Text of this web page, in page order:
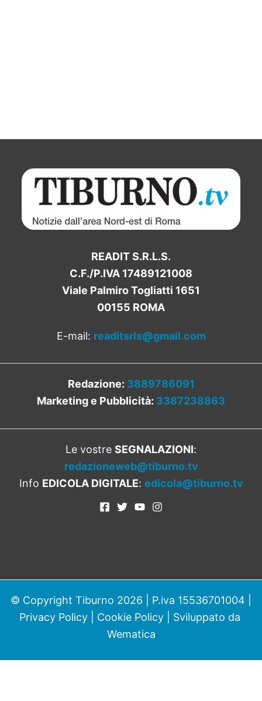
READIT S.R.L.S.
C.F./P.IVA 17489121008
Viale Palmiro Togliatti 1651
00155 ROMA
E-mail: readitsrls@gmail.com
Redazione: 3889786091
Marketing e Pubblicità: 3387238863
Le vostre SEGNALAZIONI:
redazioneweb@tiburno.tv
Info EDICOLA DIGITALE: edicola@tiburno.tv
© Copyright Tiburno 2026 | P.iva 15536701004 |
Privacy Policy| Cookie Policy| Sviluppato da
Wematica